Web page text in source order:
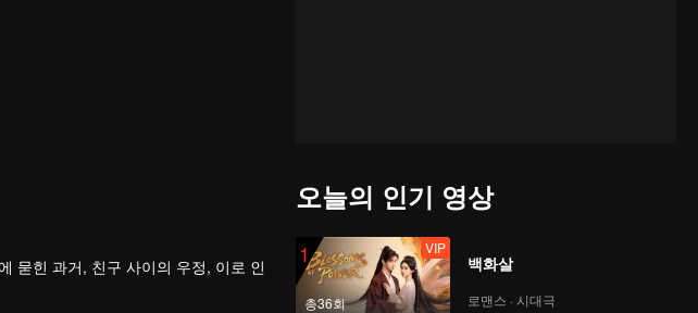
묻힌 과거, 친구 사이의 우정, 이로 인
오늘의 인기 영상
1
총36회
VIP
백화살
로맨스 · 시대극